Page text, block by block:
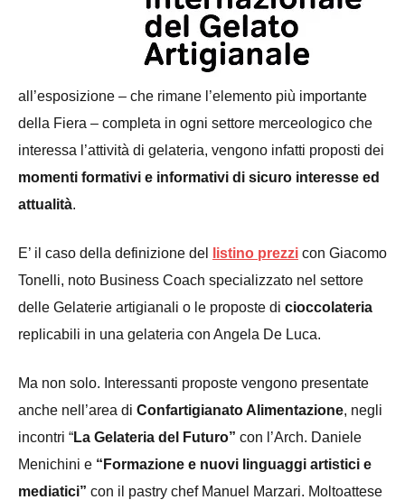
all’esposizione – che rimane l’elemento più importante
della Fiera – completa in ogni settore merceologico che
interessa l’attività di gelateria, vengono infatti proposti dei
momenti formativi e informativi di sicuro interesse ed
attualità.
E’ il caso della definizione del listino prezzi con Giacomo
Tonelli, noto Business Coach specializzato nel settore
delle Gelaterie artigianali o le proposte di cioccolateria
replicabili in una gelateria con Angela De Luca.
Ma non solo. Interessanti proposte vengono presentate
anche nell’area di Confartigianato Alimentazione, negli
incontri “La Gelateria del Futuro” con l’Arch. Daniele
Menichini e “Formazione e nuovi linguaggi artistici e
mediatici” con il pastry chef Manuel Marzari. Moltoattese